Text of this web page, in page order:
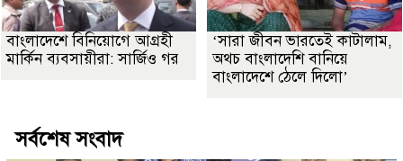
বাংলাদেশে বিনিয়োগে আগ্রহী
মার্কিন ব্যবসায়ীরা: সার্জিও গর
‘সারা জীবন ভারতেই কাটালাম,
অথচ বাংলাদেশি বানিয়ে
বাংলাদেশে ঠেলে দিলো’
সর্বশেষ সংবাদ